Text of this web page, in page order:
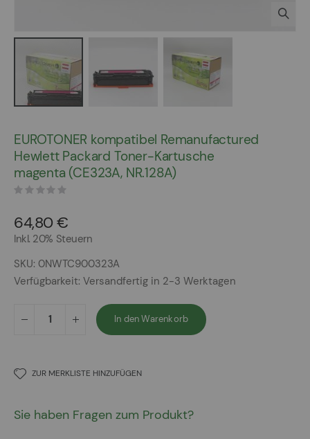
der
Bildergalerie
springen
EUROTONER kompatibel Remanufactured
Hewlett Packard Toner-Kartusche
magenta (CE323A, NR.128A)
64,80 €
Inkl. 20% Steuern
SKU 0NWTC900323A
Verfügbarkeit: Versandfertig in 2-3 Werktagen
In den Warenkorb
ZUR MERKLISTE HINZUFÜGEN
Sie haben Fragen zum Produkt?